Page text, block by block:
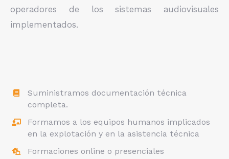
operadores de los sistemas audiovisuales
implementados.
Suministramos documentación técnica
completa.
Formamos a los equipos humanos implicados
en la explotación y en la asistencia técnica
Formaciones online o presenciales